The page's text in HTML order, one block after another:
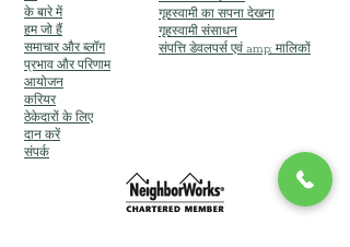
के बारे में
हम जो हैं
समाचार और ब्लॉग
प्रभाव और परिणाम
आयोजन
करियर
ठेकेदारों के लिए
दान करें
संपर्क
गृहस्वामी का सपना देखना
गृहस्वामी संसाधन
संपत्ति डेवलपर्स एवं amp; मालिकों